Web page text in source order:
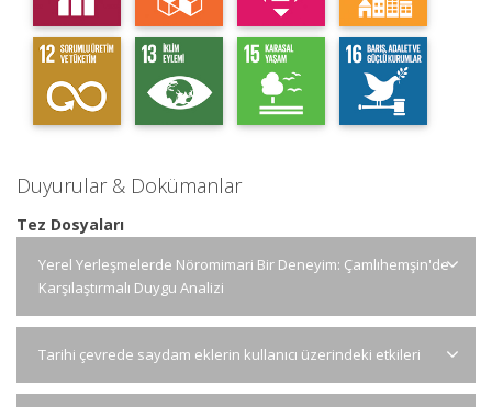
Duyurular & Dokümanlar
Tez Dosyaları
Yerel Yerleşmelerde Nöromimari Bir Deneyim: Çamlıhemşin'de
Karşılaştırmalı Duygu Analizi
Tarihi çevrede saydam eklerin kullanıcı üzerindeki etkileri